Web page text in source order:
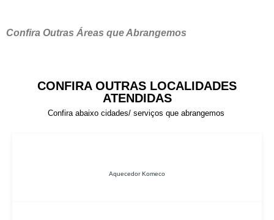
Confira Outras Áreas que Abrangemos
CONFIRA OUTRAS LOCALIDADES
ATENDIDAS
Confira abaixo cidades/ serviços que abrangemos
Aquecedor Komeco